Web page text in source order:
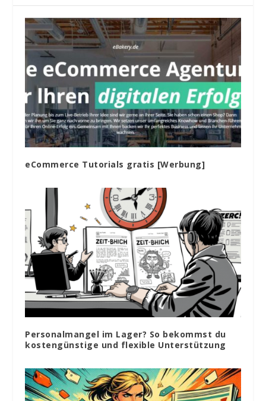
eCommerce Tutorials gratis [Werbung]
Personalmangel im Lager? So bekommst du
kostengünstige und flexible Unterstützung